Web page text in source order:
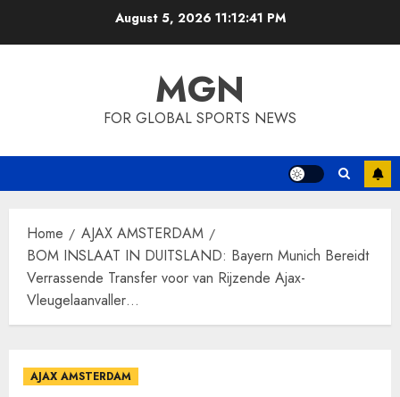
August 5, 2026 11:12:42 PM
MGN
FOR GLOBAL SPORTS NEWS
Home
AJAX AMSTERDAM
BOM INSLAAT IN DUITSLAND: Bayern Munich Bereidt
Verrassende Transfer voor van Rijzende Ajax-
Vleugelaanvaller…
AJAX AMSTERDAM